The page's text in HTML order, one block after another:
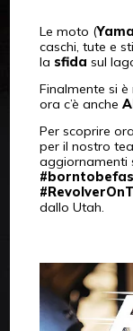
Le moto (
caschi, tute e
la sfida sul
Finalmente si
ora c’è anche
Per scoprire
per il nostro
aggiornamenti
dallo Utah.